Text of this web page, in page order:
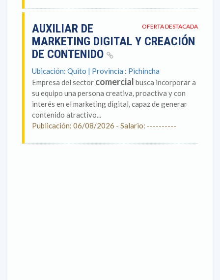
OFERTA DESTACADA
AUXILIAR DE
MARKETING DIGITAL Y CREACIÓN
DE CONTENIDO
Ubicación: Quito | Provincia : Pichincha
Empresa del sector comercial busca incorporar a
su equipo una persona creativa, proactiva y con
interés en el marketing digital, capaz de generar
contenido atractivo...
Publicación: 06/08/2026 - Salario: ----------